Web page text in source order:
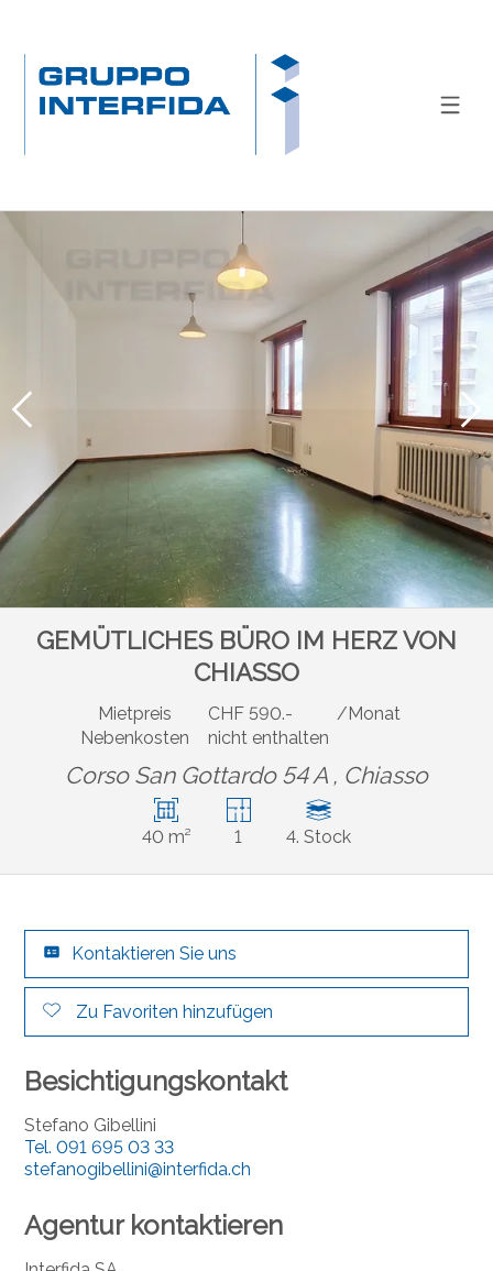
GEMÜTLICHES BÜRO IM HERZ VON
CHIASSO
Mietpreis CHF 590.-
/Monat
Nebenkosten
nicht enthalten
Corso San Gottardo 54 A , Chiasso
40 m² 1 4. Stock
Kontaktieren Sie uns
Zu Favoriten hinzufügen
Besichtigungskontakt
Stefano Gibellini
Tel.091 695 03 33
stefanogibellini@interfida.ch
Agentur kontaktieren